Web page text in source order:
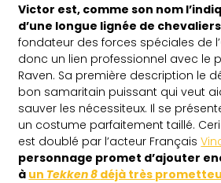
Victor est, comme son nom
d’une longue lignée de
fondateur des forces spéciales de
donc un lien professionnel avec le
Raven. Sa première description le
bon samaritain puissant qui veut
sauver les nécessiteux. Il se
un costume parfaitement taillé.
est doublé par l’acteur Français
personnage promet d’ajouter
à un Tekken 8 déjà très